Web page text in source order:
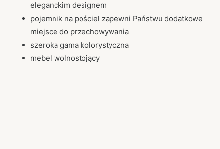
eleganckim designem
pojemnik na pościel zapewni Państwu dodatkowe
miejsce do przechowywania
szeroka gama kolorystyczna
mebel wolnostojący